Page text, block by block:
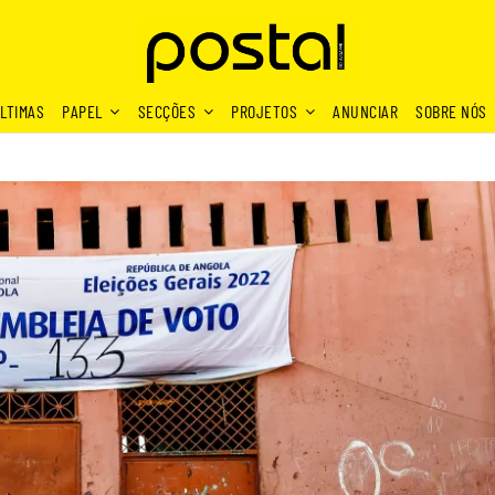
PAPEL SECÇÕES PROJETOS ANUNCIAR SOBRE NÓS